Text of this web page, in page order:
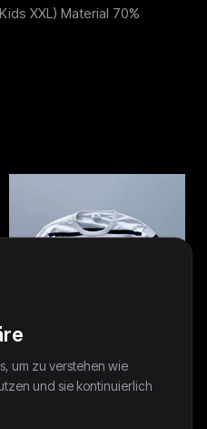
XXL) Material 70%
um zu verstehen wie
und sie kontinuierlich